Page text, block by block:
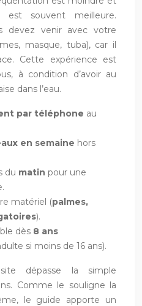
est souvent meilleure.
devez venir avec votre
masque, tuba), car il
Cette expérience est
à condition d’avoir au
dans l’eau.
par téléphone au
en semaine hors
du matin pour une
matériel (palmes,
).
dès 8 ans
si moins de 16 ans).
dépasse la simple
Comme le souligne la
le guide apporte un